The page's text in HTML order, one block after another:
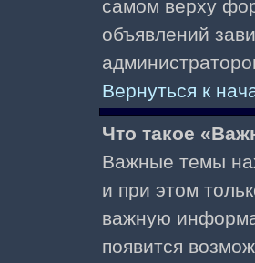
самом верху
объявлений
Вернуться к
Что такое
Важные темы
и при этом
важную
появится